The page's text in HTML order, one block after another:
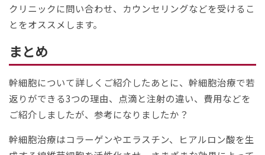
クリニックに問い合わせ、カウンセリングなどを受けるこ
とをオススメします。
まとめ
幹細胞について詳しくご紹介したあとに、幹細胞治療で若
返りができる3つの理由、点滴と注射の違い、費用などを
ご紹介しましたが、参考になりましたか？
幹細胞治療はコラーゲンやエラスチン、ヒアルロン酸を生